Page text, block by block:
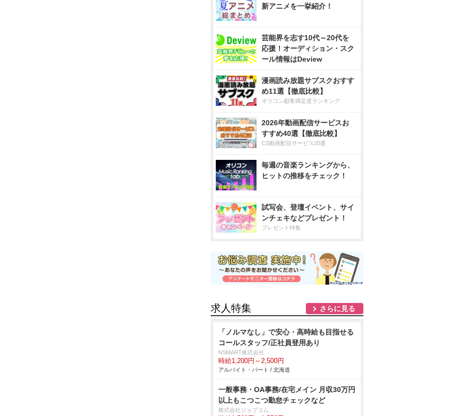
新アニメを一挙紹介！
芸能界を志す10代～20代を
応援！オーディション・スク
ール情報はDeview
漫画読み放題サブスクおすす
め11選【徹底比較】
オリコン顧客満足度ランキング
2026年動画配信サービスお
すすめ40選【徹底比較】
CS動画配信サービス20選
毎週の音楽ランキングから、
ヒットの推移をチェック！
試写会、登壇イベント、サイ
ンチェキなどプレゼント！
プレゼント特集
求人特集 さらに見る
「ノルマなし」で安心・高時給も目指せる
コールスタッフ/正社員登用あり
NSMART株式会社
時給1,200円～2,500円
アルバイト・パート / 北海道
一般事務・OA事務/在宅メイン 月収30万円
以上もこつこつ勤怠チェックなど
株式会社ジョブコム